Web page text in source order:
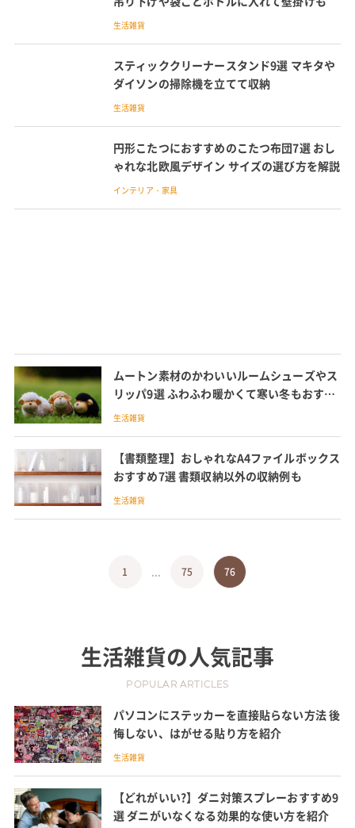
生活雑貨
スティッククリーナースタンド9選 マキタや
ダイソンの掃除機を立てて収納
生活雑貨
円形こたつにおすすめのこたつ布団7選 おし
ゃれな北欧風デザイン サイズの選び方を解説
インテリア・家具
ムートン素材のかわいいルームシューズやス
リッパ9選 ふわふわ暖かくて寒い冬もおすす
め
生活雑貨
【書類整理】おしゃれなA4ファイルボックス
おすすめ7選 書類収納以外の収納例も
生活雑貨
1 ... 75 76
生活雑貨の人気記事
POPULAR ARTICLES
パソコンにステッカーを直接貼らない方法 後
悔しない、はがせる貼り方を紹介
生活雑貨
【どれがいい?】ダニ対策スプレーおすすめ9
選 ダニがいなくなる効果的な使い方を紹介